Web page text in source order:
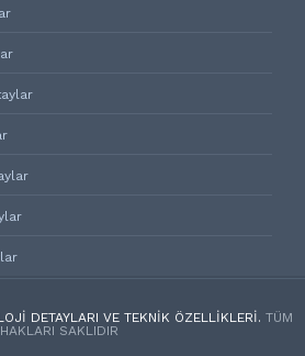
DETAYLARI VE TEKNIK ÖZELLIKLERI. TÜM
HAKLARI SAKLIDIR